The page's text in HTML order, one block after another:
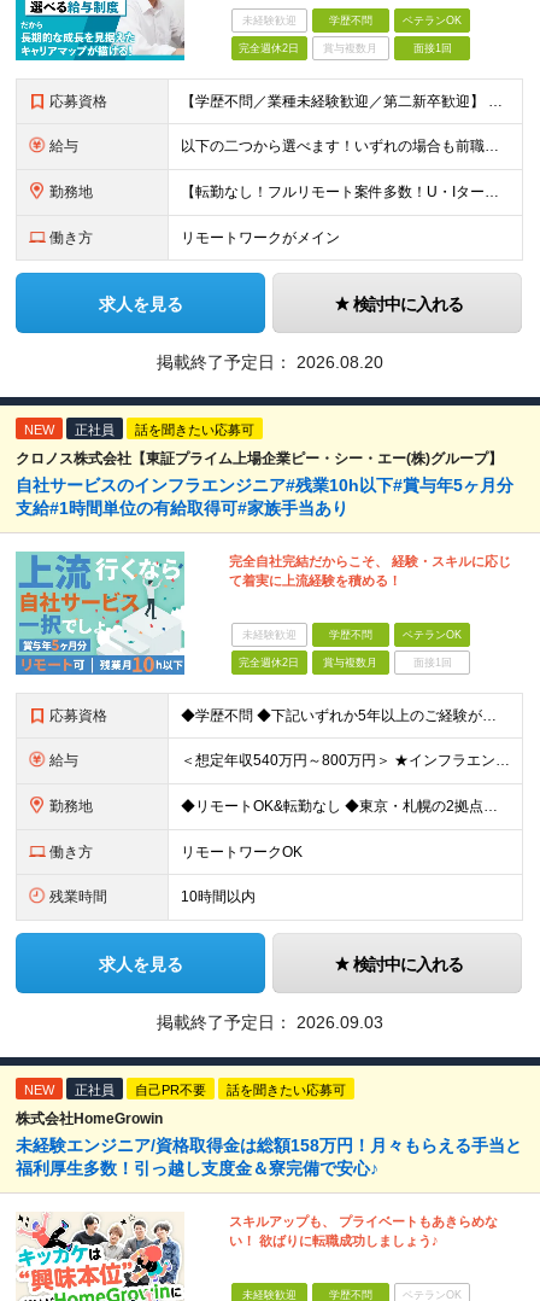
未経験歓迎 学歴不問 ベテランOK
完全週休2日 賞与複数月 面接1回
応募資格 【学歴不問／業種未経験歓迎／第二新卒歓迎】 ■IT・システムエンジニアの実務経験をお持ちの方※工程や使用言語、経験年数は不問 ◎転職回数は不問 ＼下記のような方にオススメ／ ・安定した収入を得たい方
給与 以下の二つから選べます！いずれの場合も前職の給与を考盛し給与シミュレーションを作成します。 【プロセス型（コツコツ給与を上げたい方向け）】 ■月給25万円～50万円 ※年齢や社歴、仕事の取り組み姿勢
勤務地 【転勤なし！フルリモート案件多数！U・Iターン歓迎】 一都三県を中心に豊富な案件を保有しております！ 東京・愛知・大阪・広島・福岡・新潟の 各プロジェクト先または自社拠点 ※勤務地は希望を考慮します
働き方 リモートワークがメイン
求人を見る 検討中に入れる
掲載終了予定日： 2026.08.20
NEW 正社員 話を聞きたい応募可
クロノス株式会社【東証プライム上場企業ピー・シー・エー(株)グループ】
自社サービスのインフラエンジニア#残業10h以下#賞与年5ヶ月分
支給#1時間単位の有給取得可#家族手当あり
完全自社完結だからこそ、 経験・スキルに応じ
て着実に上流経験を積める！
未経験歓迎 学歴不問 ベテランOK
完全週休2日 賞与複数月 面接1回
応募資格 ◆学歴不問 ◆下記いずれか5年以上のご経験がある方 AWS、インフラ設計、インフラ構築 ＼こんな方も大歓迎／ ・自動化や標準化を推進することが好きな方 ・インフラアーキテクトやSREを目指したい方
給与 ＜想定年収540万円～800万円＞ ★インフラエンジニアの場合は想定年収【540万～800万円】ほどとなります。 【東京都】 ◆月給：33.4万円～＋賞与年2回（賞与支給実績5ヶ月分）＋残業代全額支
勤務地 ◆リモートOK&転勤なし ◆東京・札幌の2拠点で募集中 【東京本社】 東京都千代田区神田練塀町300 住友不動産秋葉原駅前ビル17F 【札幌開発センター】 北海道札幌市北区北7条西4-5-1 伊藤
働き方 リモートワークOK
残業時間 10時間以内
求人を見る 検討中に入れる
掲載終了予定日： 2026.09.03
NEW 正社員 自己PR不要 話を聞きたい応募可
株式会社HomeGrowin
未経験エンジニア/資格取得金は総額158万円！月々もらえる手当と
福利厚生多数！引っ越し支度金＆寮完備で安心♪
スキルアップも、 プライベートもあきらめな
い！ 欲ばりに転職成功しましょう♪
未経験歓迎 学歴不問 ベテランOK